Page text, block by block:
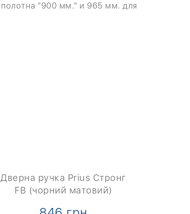
"900 мм." и 965 мм. для
Дверна ручка Prius Стронг
FB (чорний матовий)